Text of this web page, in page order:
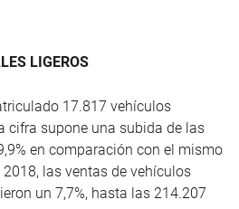
LIGEROS
17.817 vehículos
cifra supone una subida de las
en comparación con el mismo
las ventas de vehículos
un 7,7%, hasta las 214.207